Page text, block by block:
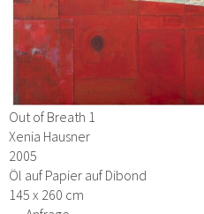
Out of Breath 1
Xenia Hausner
2005
Öl auf Papier auf Dibond
145 x 260 cm